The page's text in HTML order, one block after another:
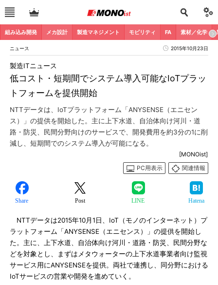
組み込み開発 メカ設計 製造マネジメント モビリティ FA 素材／化学
ニュース 2015年10月23日
低コスト・短期間でシステム導入可能なIoTプラッ
トフォームを提供開始
製造ITニュース
NTTデータは、IoTプラットフォーム「ANYSENSE（エニセン
ス）」の提供を開始した。主に上下水道、自治体向け河川・道
路・防災、民間分野向けのサービスで、開発費用を約3分の1に削
減し、短期間でのシステム導入が可能になる。
[MONOist]
PC用表示
関連情報
Share Post LINE Hatena
NTTデータは2015年10月1日、IoT（モノのインターネット）プ
ラットフォーム「ANYSENSE（エニセンス）」の提供を開始し
た。主に、上下水道、自治体向け河川・道路・防災、民間分野な
どを対象とし、まずはメタウォーターの上下水道事業者向け監視
サービス用にANYSENSEを提供。両社で連携し、同分野における
IoTサービスの営業や開発を進めていく。